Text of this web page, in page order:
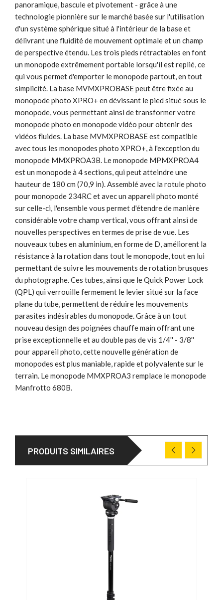
panoramique, bascule et pivotement - grâce à une
technologie pionnière sur le marché basée sur l'utilisation
d'un système sphérique situé à l'intérieur de la base et
délivrant une fluidité de mouvement optimale et un champ
de perspective étendu. Les trois pieds rétractables en font
un monopode extrêmement portable lorsqu'il est replié, ce
qui vous permet d'emporter le monopode partout, en tout
simplicité. La base MVMXPROBASE peut être fixée au
monopode photo XPRO+ en dévissant le pied situé sous le
monopode, vous permettant ainsi de transformer votre
monopode photo en monopode vidéo pour obtenir des
vidéos fluides. La base MVMXPROBASE est compatible
avec tous les monopodes photo XPRO+, à l'exception du
monopode MMXPROA3B. Le monopode MPMXPROA4
est un monopode à 4 sections, qui peut atteindre une
hauteur de 180 cm (70,9 in). Assemblé avec la rotule photo
pour monopode 234RC et avec un appareil photo monté
sur celle-ci, l'ensemble vous permet d'étendre de manière
considérable votre champ vertical, vous offrant ainsi de
nouvelles perspectives en termes de prise de vue. Les
nouveaux tubes en aluminium, en forme de D, améliorent la
résistance à la rotation dans tout le monopode, tout en lui
permettant de suivre les mouvements de rotation brusques
du photographe. Ces tubes, ainsi que le Quick Power Lock
(QPL) qui verrouille fermement le levier situé sur la face
plane du tube, permettent de réduire les mouvements
parasites indésirables du monopode. Grâce à un tout
nouveau design des poignées chauffe main offrant une
prise exceptionnelle et au double pas de vis 1/4'' - 3/8''
pour appareil photo, cette nouvelle génération de
monopodes est plus maniable, rapide et polyvalente sur le
terrain. Le monopode MMXPROA3 remplace le monopode
Manfrotto 680B.
PRODUITS SIMILAIRES